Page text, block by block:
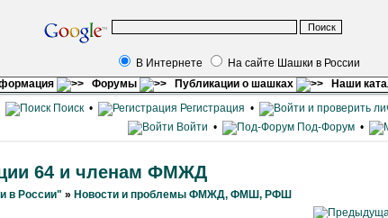
В Интернете
На сайте Шашки в России
Форумы Публикации о шашках Наши
Поиск• Регистрация •
Войти • Под-Форум •
64 и членам ФМЖД
в России" » Новости и проблемы ФМЖД, ФМШ, РФШ